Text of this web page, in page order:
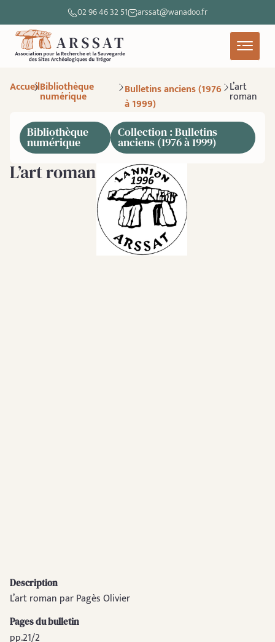
02 96 46 32 51 arssat@wanadoo.fr
AccueilBibliothèque
numérique
Bulletins anciens (1976
à 1999)
L’art
roman
Bibliothèque
numérique
Collection : Bulletins
anciens (1976 à 1999)
L’art roman
Description
L’art roman par Pagès Olivier
Pages du bulletin
pp.21/2